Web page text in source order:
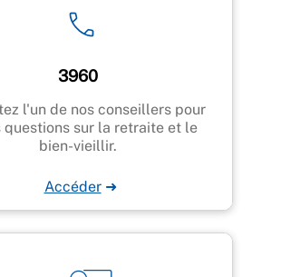
3960
l'un de nos conseillers pour
questions sur la retraite et le
bien-vieillir.
Accéder ➜